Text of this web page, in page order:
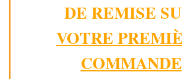
DE REMISE
VOTRE
COMMANDE